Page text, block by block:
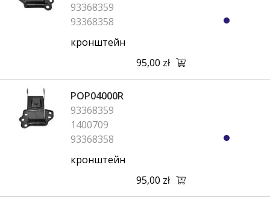
93368359
93368358
кронштейн
95,00 zł
POP04000R
93368359
1400709
93368358
кронштейн
95,00 zł